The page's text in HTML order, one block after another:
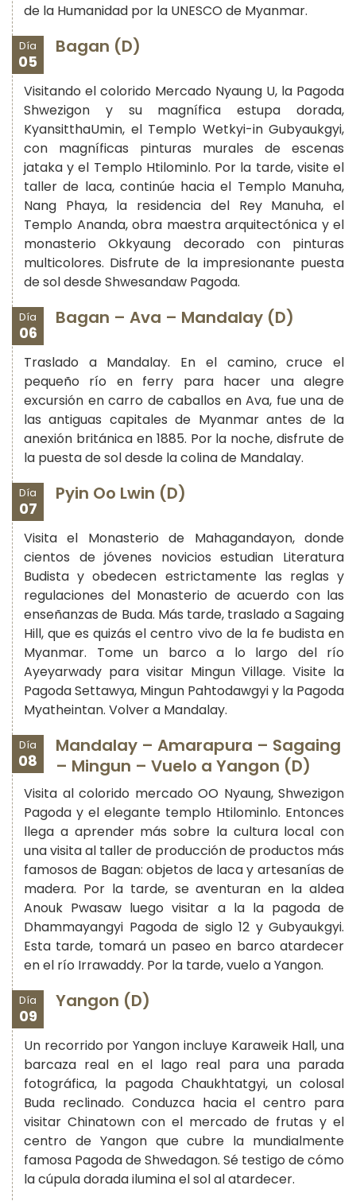
de la Humanidad por la UNESCO de Myanmar.
Día
05
Bagan (D)
Visitando el colorido Mercado Nyaung U, la Pagoda
Shwezigon y su magnífica estupa dorada,
KyansitthaUmin, el Templo Wetkyi-in Gubyaukgyi,
con magníficas pinturas murales de escenas
jataka y el Templo Htilominlo. Por la tarde, visite el
taller de laca, continúe hacia el Templo Manuha,
Nang Phaya, la residencia del Rey Manuha, el
Templo Ananda, obra maestra arquitectónica y el
monasterio Okkyaung decorado con pinturas
multicolores. Disfrute de la impresionante puesta
de sol desde Shwesandaw Pagoda.
Día
06
Bagan – Ava – Mandalay (D)
Traslado a Mandalay. En el camino, cruce el
pequeño río en ferry para hacer una alegre
excursión en carro de caballos en Ava, fue una de
las antiguas capitales de Myanmar antes de la
anexión británica en 1885. Por la noche, disfrute de
la puesta de sol desde la colina de Mandalay.
Día
07
Pyin Oo Lwin (D)
Visita el Monasterio de Mahagandayon, donde
cientos de jóvenes novicios estudian Literatura
Budista y obedecen estrictamente las reglas y
regulaciones del Monasterio de acuerdo con las
enseñanzas de Buda. Más tarde, traslado a Sagaing
Hill, que es quizás el centro vivo de la fe budista en
Myanmar. Tome un barco a lo largo del río
Ayeyarwady para visitar Mingun Village. Visite la
Pagoda Settawya, Mingun Pahtodawgyi y la Pagoda
Myatheintan. Volver a Mandalay.
Día
08
Mandalay – Amarapura – Sagaing
– Mingun – Vuelo a Yangon (D)
Visita al colorido mercado OO Nyaung, Shwezigon
Pagoda y el elegante templo Htilominlo. Entonces
llega a aprender más sobre la cultura local con
una visita al taller de producción de productos más
famosos de Bagan: objetos de laca y artesanías de
madera. Por la tarde, se aventuran en la aldea
Anouk Pwasaw luego visitar a la la pagoda de
Dhammayangyi Pagoda de siglo 12 y Gubyaukgyi.
Esta tarde, tomará un paseo en barco atardecer
en el río Irrawaddy. Por la tarde, vuelo a Yangon.
Día
09
Yangon (D)
Un recorrido por Yangon incluye Karaweik Hall, una
barcaza real en el lago real para una parada
fotográfica, la pagoda Chaukhtatgyi, un colosal
Buda reclinado. Conduzca hacia el centro para
visitar Chinatown con el mercado de frutas y el
centro de Yangon que cubre la mundialmente
famosa Pagoda de Shwedagon. Sé testigo de cómo
la cúpula dorada ilumina el sol al atardecer.